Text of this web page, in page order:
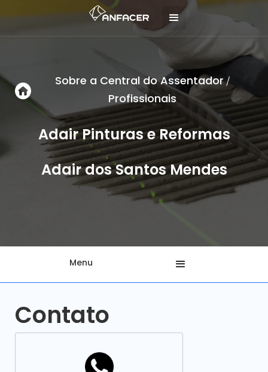
Sobre a Central do Assentador/
Profissionais
Adair Pinturas e Reformas
Adair dos Santos Mendes
Menu
Contato